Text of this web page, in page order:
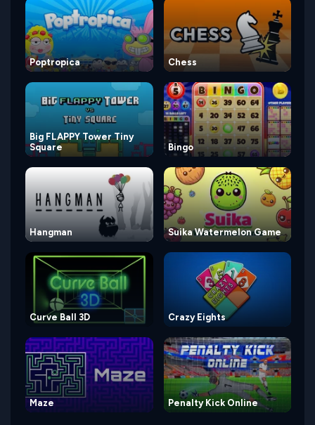
Poptropica Chess
Big FLAPPY Tower Tiny
Square
Bingo
Hangman Suika Watermelon Game
Curve Ball 3D Crazy Eights
Maze Penalty Kick Online